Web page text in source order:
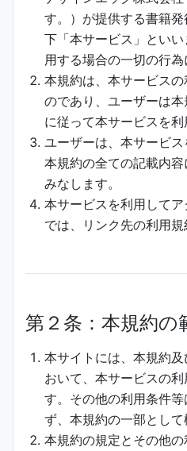
す。）が提供する書籍
下「本サービス」とい
用する場合の一切の行為
本規約は、本サービス
のであり、ユーザーは
に従って本サービスを利
ユーザーは、本サービス
本規約の全ての記載内
みなします。
本サービスを利用して
では、リンク先の利用規
第２条：本規約の
本サイトには、本規約
おいて、本サービスの
す。その他の利用条件
ず、本規約の一部として
本規約の規定とその他